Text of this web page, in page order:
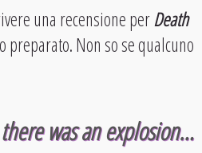
una recensione perDeath
preparato. Non so se qualcuno
was an explosion…